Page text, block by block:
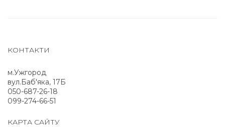
КОНТАКТИ
м.Ужгород
вул.Баб'яка, 17Б
050-687-26-18
099-274-66-51
КАРТА САЙТУ